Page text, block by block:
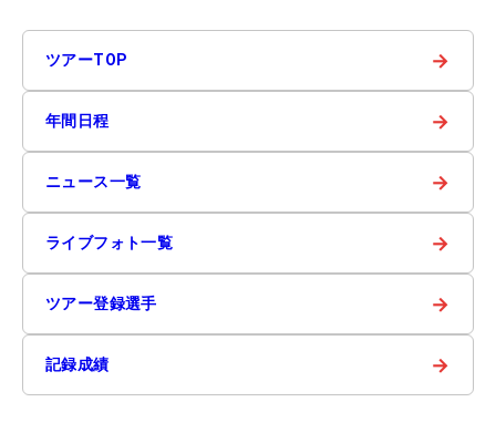
ツアーTOP →
年間日程 →
ニュース一覧 →
ライブフォト一覧 →
ツアー登録選手 →
記録成績 →